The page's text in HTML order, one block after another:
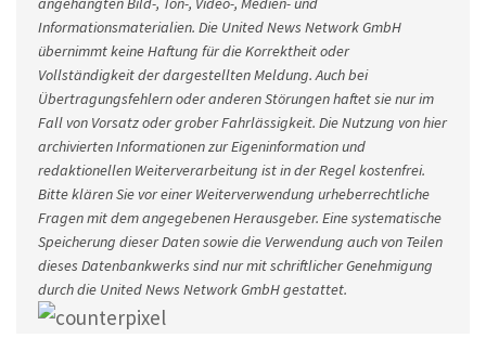
Informationsmaterialien. Die United News Network GmbH
übernimmt keine Haftung für die Korrektheit oder
Vollständigkeit der dargestellten Meldung. Auch bei
Übertragungsfehlern oder anderen Störungen haftet sie nur im
Fall von Vorsatz oder grober Fahrlässigkeit. Die Nutzung von hier
archivierten Informationen zur Eigeninformation und
redaktionellen Weiterverarbeitung ist in der Regel kostenfrei.
Bitte klären Sie vor einer Weiterverwendung urheberrechtliche
Fragen mit dem angegebenen Herausgeber. Eine systematische
Speicherung dieser Daten sowie die Verwendung auch von Teilen
dieses Datenbankwerks sind nur mit schriftlicher Genehmigung
durch die United News Network GmbH gestattet.